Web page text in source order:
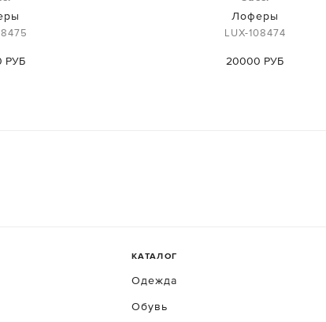
РУБ
Лоферы
LUX-108474
20000 РУБ
КАТАЛОГ
Одежда
Обувь